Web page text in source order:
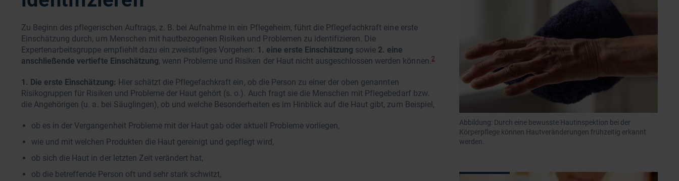
Zu Beginn des pflegerischen Auftrags, z. B. bei Aufnahme in ein Pflegeheim, führt die Pflegefachkraft eine erste
Einschätzung durch, um Menschen mit hautbezogenen Risiken und Problemen zu identifizieren. Die
Expertenarbeitsgruppe empfiehlt dazu ein zweistufiges Vorgehen: 1. eine erste Einschätzung sowie 2. eine
anschließende vertiefte Einschätzung, wenn Probleme und Risiken der Haut nicht ausgeschlossen werden können.2
1. Die erste Einschätzung: Hier schätzt die Pflegefachkraft ein, ob die Person zu einer der oben genannten
Risikogruppen für Risiken und Probleme der Haut gehört (s. o.). Auch fragt sie die Menschen mit Pflegebedarf bzw.
die Angehörigen (u. a. bei Säuglingen), ob und welche Besonderheiten es im Hinblick auf die Haut gibt, zum Beispiel,
ob es in der Vergangenheit Probleme mit der Haut gab oder aktuell Probleme vorliegen,
wie und mit welchen Produkten die Haut gereinigt und gepflegt wird,
ob sich die Haut in der letzten Zeit verändert hat,
ob die betreffende Person oft und sehr stark schwitzt,
Abbildung: Durch eine bewusste Hautinspektion bei der
Körperpflege können Hautveränderungen frühzeitig erkannt
werden.